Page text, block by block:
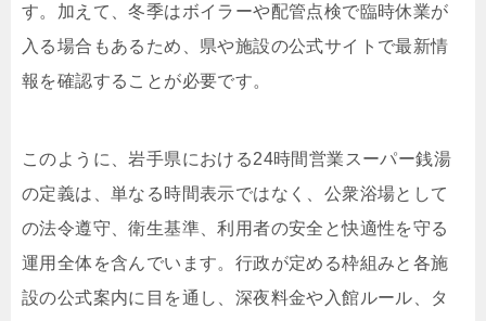
す。加えて、冬季はボイラーや配管点検で臨時休業が
入る場合もあるため、県や施設の公式サイトで最新情
報を確認することが必要です。
このように、岩手県における24時間営業スーパー銭湯
の定義は、単なる時間表示ではなく、公衆浴場として
の法令遵守、衛生基準、利用者の安全と快適性を守る
運用全体を含んでいます。行政が定める枠組みと各施
設の公式案内に目を通し、深夜料金や入館ルール、タ